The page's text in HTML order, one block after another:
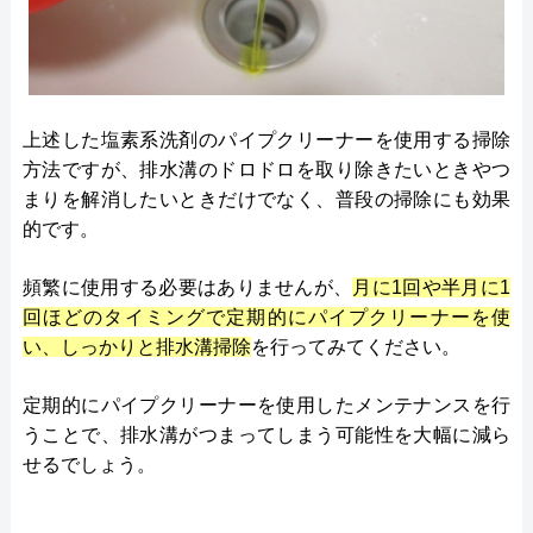
上述した塩素系洗剤のパイプクリーナーを使用する掃除
方法ですが、排水溝のドロドロを取り除きたいときやつ
まりを解消したいときだけでなく、普段の掃除にも効果
的です。
頻繁に使用する必要はありませんが、
月に1回や半月に1
回ほどのタイミングで定期的にパイプクリーナーを使
い、しっかりと排水溝掃除を行ってみてください。
定期的にパイプクリーナーを使用したメンテナンスを行
うことで、排水溝がつまってしまう可能性を大幅に減ら
せるでしょう。